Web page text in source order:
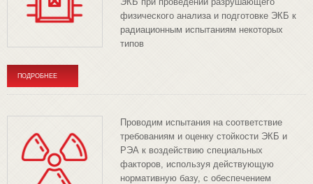
физического анализа и подготовке ЭКБ к
радиационным испытаниям некоторых
типов
ПОДРОБНЕЕ
Проводим испытания на соответствие
требованиям и оценку стойкости ЭКБ и
РЭА к воздействию специальных
факторов, используя действующую
нормативную базу, с обеспечением